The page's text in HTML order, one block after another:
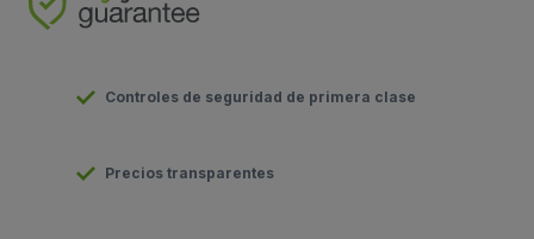
Controles de seguridad de primera clase
Precios transparentes